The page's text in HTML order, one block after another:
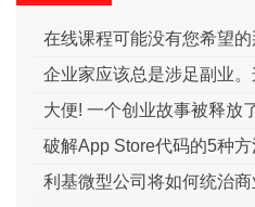
在线课程可能没有您希望
企业家应该总是涉足副业。
大便! 一个创业故事被释放
破解App Store代码的5种方
利基微型公司将如何统治商